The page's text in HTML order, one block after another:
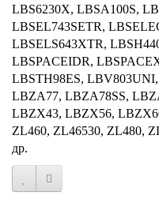
LBS6230X, LBSA100S,
LBSEL743SETR,
LBSELS643XTR,
LBSPACEIDR,
LBSTH98ES,
LBZA77, LBZA78SS,
LBZX43, LBZX56,
ZL460, ZL46530, ZL480,
др.